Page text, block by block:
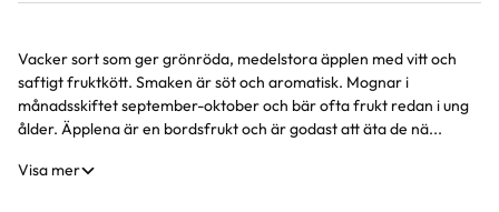
Produktinformation
Vacker sort som ger grönröda, medelstora äpplen med vitt och
saftigt fruktkött. Smaken är söt och aromatisk. Mognar i
månadsskiftet september-oktober och bär ofta frukt redan i ung
ålder. Äpplena är en bordsfrukt och är godast att äta de nä...
Visa mer